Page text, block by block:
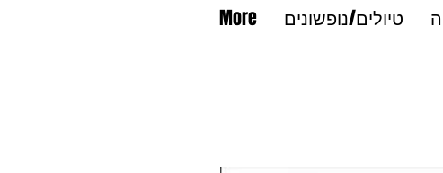
טיולים/נופשונים More